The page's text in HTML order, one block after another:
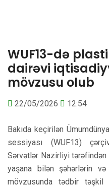
WUF13-də
dairəvi
mövzusu olub
22/05/2026 12:54
Bakıda keçirilən
sessiyası (WUF13)
Sərvətlər Nazirliyi
yaşana bilən şəhərlərin
mövzusunda tədbir təşkil